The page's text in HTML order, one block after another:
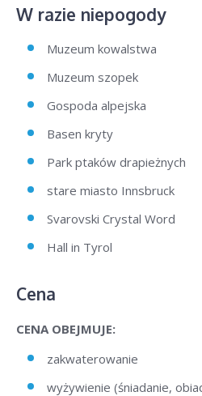
W razie niepogody
Muzeum kowalstwa
Muzeum szopek
Gospoda alpejska
Basen kryty
Park ptaków drapieżnych
stare miasto Innsbruck
Svarovski Crystal Word
Hall in Tyrol
Cena
CENA OBEJMUJE:
zakwaterowanie
wyżywienie (śniadanie,